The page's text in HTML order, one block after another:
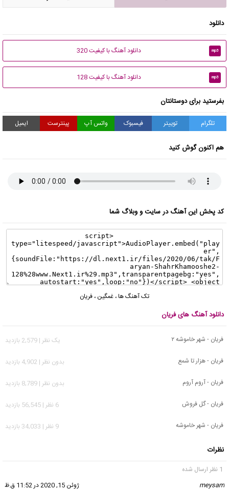
دانلود
mp3 دانلود آهنگ با کیفیت 320
mp3 دانلود آهنگ با کیفیت 128
بفرستید برای دوستانتان
تلگرام توییتر فیسبوک واتس آپ پینترست ایمیل
هم اکنون گوش کنید
کد پخش این آهنگ در سایت و وبلاگ شما
تک آهنگ ها، غمگین ، فریان
دانلود آهنگ های فریان
فریان - شهر خاموشه ۲
يک نظر | 2,579 بازدید
فریان - هزار تا شمع
بدون نظر | 4,902 بازدید
فریان - آروم آروم
بدون نظر | 8,789 بازدید
فریان - گل فروش
6 نظر | 56,545 بازدید
فریان - شهر خاموشه
9 نظر | 34,033 بازدید
نظرات
1 نظر ارسال شده
meysam
ژوئن 15, 2020 در 11:52 ق.ظ